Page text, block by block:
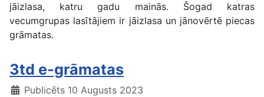
jāizlasa, katru gadu mainās. Šogad katras
vecumgrupas lasītājiem ir jāizlasa un jānovērtē piecas
grāmatas.
3td e-grāmatas
Publicēts 10 Augusts 2023